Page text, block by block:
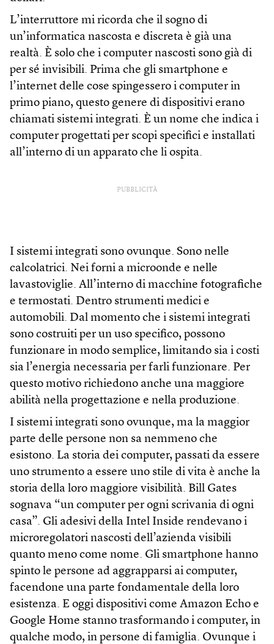
L’interruttore mi ricorda che il sogno di
un’informatica nascosta e discreta è già una
realtà. È solo che i computer nascosti sono già di
per sé invisibili. Prima che gli smartphone e
l’internet delle cose spingessero i computer in
primo piano, questo genere di dispositivi erano
chiamati sistemi integrati. È un nome che indica i
computer progettati per scopi specifici e installati
all’interno di un apparato che li ospita.
PUBBLICITÀ
I sistemi integrati sono ovunque. Sono nelle
calcolatrici. Nei forni a microonde e nelle
lavastoviglie. All’interno di macchine fotografiche
e termostati. Dentro strumenti medici e
automobili. Dal momento che i sistemi integrati
sono costruiti per un uso specifico, possono
funzionare in modo semplice, limitando sia i costi
sia l’energia necessaria per farli funzionare. Per
questo motivo richiedono anche una maggiore
abilità nella progettazione e nella produzione.
I sistemi integrati sono ovunque, ma la maggior
parte delle persone non sa nemmeno che
esistono. La storia dei computer, passati da essere
uno strumento a essere uno stile di vita è anche la
storia della loro maggiore visibilità. Bill Gates
sognava “un computer per ogni scrivania di ogni
casa”. Gli adesivi della Intel Inside rendevano i
microregolatori nascosti dell’azienda visibili
quanto meno come nome. Gli smartphone hanno
spinto le persone ad aggrapparsi ai computer,
facendone una parte fondamentale della loro
esistenza. E oggi dispositivi come Amazon Echo e
Google Home stanno trasformando i computer, in
qualche modo, in persone di famiglia. Ovunque i